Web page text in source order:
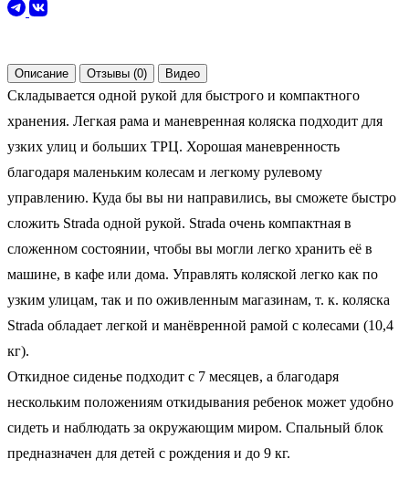
Описание Отзывы (0) Видео
Складывается одной рукой для быстрого и компактного
хранения. Легкая рама и маневренная коляска подходит для
узких улиц и больших ТРЦ. Хорошая маневренность
благодаря маленьким колесам и легкому рулевому
управлению. Куда бы вы ни направились, вы сможете быстро
сложить Strada одной рукой. Strada очень компактная в
сложенном состоянии, чтобы вы могли легко хранить её в
машине, в кафе или дома. Управлять коляской легко как по
узким улицам, так и по оживленным магазинам, т. к. коляска
Strada обладает легкой и манёвренной рамой с колесами (10,4
кг).
Откидное сиденье подходит с 7 месяцев, а благодаря
нескольким положениям откидывания ребенок может удобно
сидеть и наблюдать за окружающим миром. Спальный блок
предназначен для детей с рождения и до 9 кг.